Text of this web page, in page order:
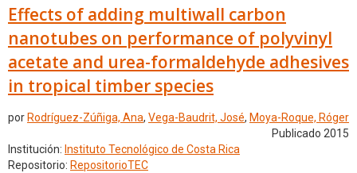
Effects of adding multiwall carbon
nanotubes on performance of polyvinyl
acetate and urea-formaldehyde adhesives
in tropical timber species
por Rodríguez-Zúñiga, Ana, Vega-Baudrit, José, Moya-Roque, Róger
Publicado 2015
Institución: Instituto Tecnológico de Costa Rica
Repositorio: RepositorioTEC